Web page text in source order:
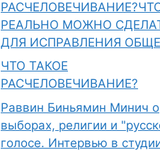
РЕАЛЬНО МОЖНО
ДЛЯ ИСПРАВЛЕНИЯ
ЧТО ТАКОЕ
РАСЧЕЛОВЕЧИВАНИЕ?
Раввин Биньямин Минич о
выборах, религии и
голосе. Интервью в